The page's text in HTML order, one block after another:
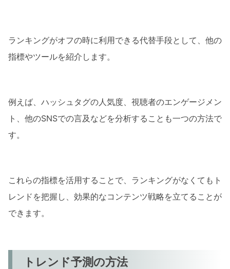
ランキングがオフの時に利用できる代替手段として、他の
指標やツールを紹介します。
例えば、ハッシュタグの人気度、視聴者のエンゲージメン
ト、他のSNSでの言及などを分析することも一つの方法で
す。
これらの指標を活用することで、ランキングがなくてもト
レンドを把握し、効果的なコンテンツ戦略を立てることが
できます。
トレンド予測の方法